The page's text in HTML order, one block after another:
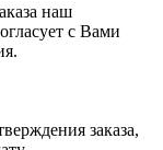
наш
с Вами
заказа,